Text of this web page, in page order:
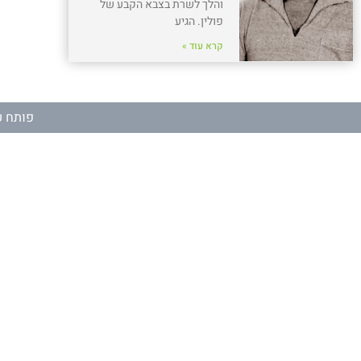
והלך לשרת בצבא הקבע של
פולין. הגיע
קרא עוד »
פותח